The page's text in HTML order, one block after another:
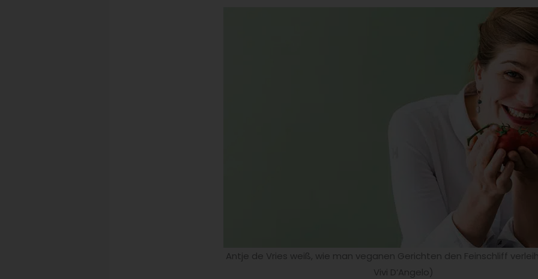
Antje de Vries weiß, wie man veganen Gerichten den Feinschliff
Vivi D‘Angelo)